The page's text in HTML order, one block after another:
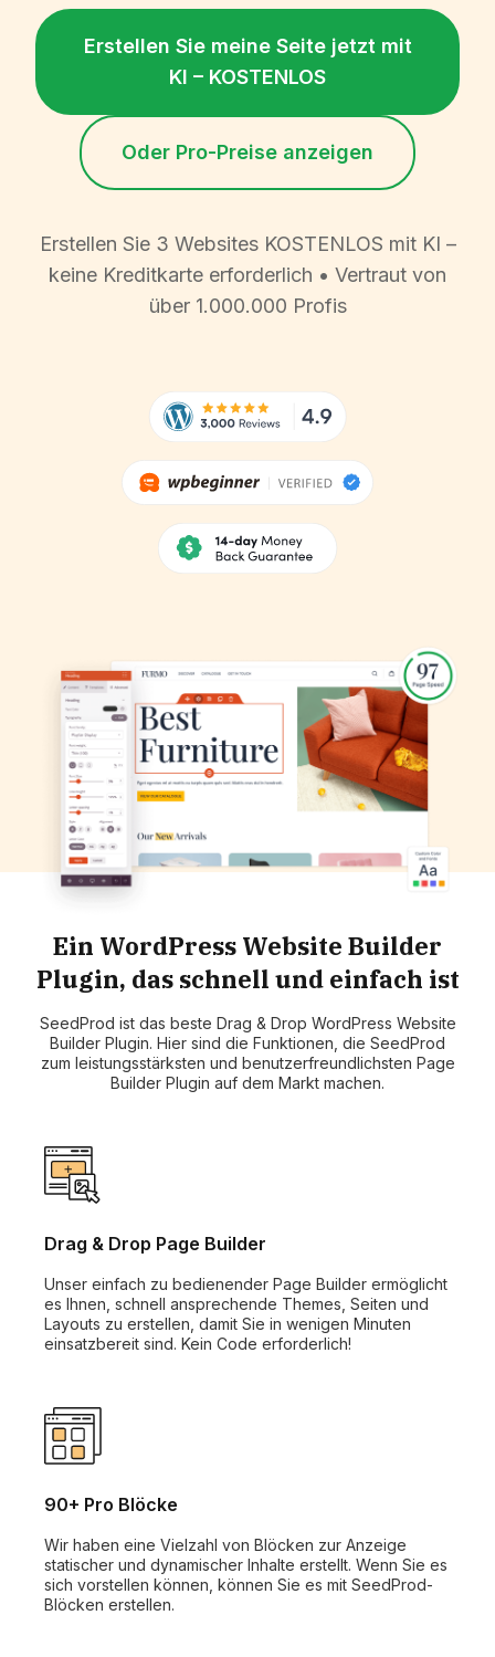
Erstellen Sie meine Seite jetzt mit
KI – KOSTENLOS
Oder Pro-Preise anzeigen
Erstellen Sie 3 Websites KOSTENLOS mit KI –
keine Kreditkarte erforderlich • Vertraut von
über 1.000.000 Profis
Ein WordPress Website Builder
Plugin, das schnell und einfach ist
SeedProd ist das beste Drag & Drop WordPress Website
Builder Plugin. Hier sind die Funktionen, die SeedProd
zum leistungsstärksten und benutzerfreundlichsten Page
Builder Plugin auf dem Markt machen.
Drag & Drop Page Builder
Unser einfach zu bedienender Page Builder ermöglicht
es Ihnen, schnell ansprechende Themes, Seiten und
Layouts zu erstellen, damit Sie in wenigen Minuten
einsatzbereit sind. Kein Code erforderlich!
90+ Pro Blöcke
Wir haben eine Vielzahl von Blöcken zur Anzeige
statischer und dynamischer Inhalte erstellt. Wenn Sie es
sich vorstellen können, können Sie es mit SeedProd-
Blöcken erstellen.